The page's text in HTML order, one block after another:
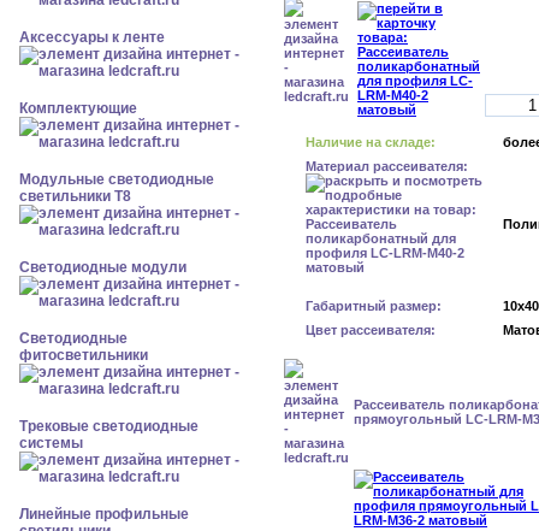
Аксессуары к ленте
Комплектующие
Модульные светодиодные
светильники Т8
Светодиодные модули
Светодиодные
фитосветильники
Трековые светодиодные
системы
Линейные профильные
Наличие на складе:
Материал рассеивателя:
Габаритный размер:
Цвет рассеивателя:
Рассеиватель
прямоугольный LC-LRM-